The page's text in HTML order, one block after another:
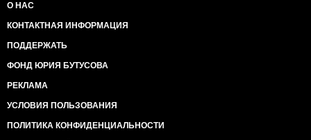
О НАС
КОНТАКТНАЯ ИНФОРМАЦИЯ
ПОДДЕРЖАТЬ
ФОНД ЮРИЯ БУТУСОВА
РЕКЛАМА
УСЛОВИЯ ПОЛЬЗОВАНИЯ
ПОЛИТИКА КОНФИДЕНЦИАЛЬНОСТИ